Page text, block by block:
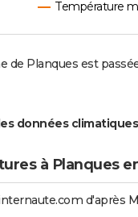
Température
de Planques est
données
à Planques
d'après